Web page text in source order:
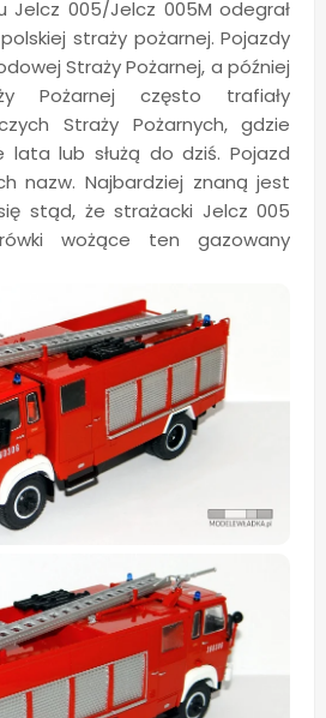
Jelcz 005/Jelcz 005M odegrał
straży pożarnej. Pojazdy
Straży Pożarnej, a później
Pożarnej często trafiały
Straży Pożarnych, gdzie
lata lub służą do dziś. Pojazd
nazw. Najbardziej znaną jest
stąd, że strażacki Jelcz 005
wożące ten gazowany